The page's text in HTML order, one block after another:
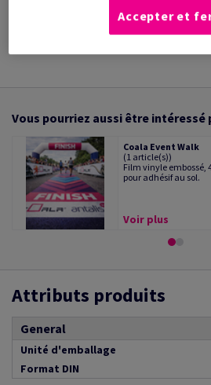
ADDITIONNELLE TECHNIQUES
Vous pourriez aussi être intéressé
Coala Event Walk
(1 article(s))
Film vinyle
pour adhésif au sol.
Voir plus
Attributs produits
General
Unité d'emballage
Format DIN
Accepter et